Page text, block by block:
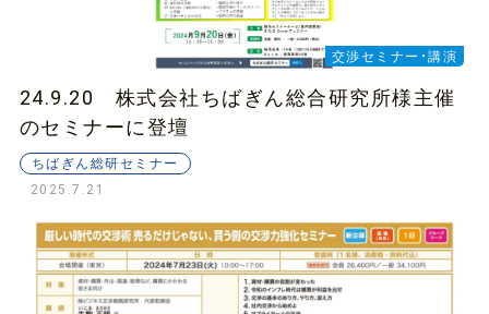
交渉セミナー・講演
24.9.20 株式会社ちばぎん総合研究所様主催
のセミナーに登壇
ちばぎん総研セミナー
2025.7.21